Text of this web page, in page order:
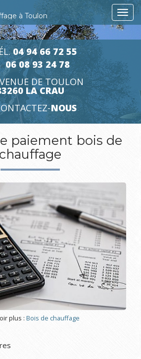
à Toulon
04 94 66 72 55
06 08 93 24 78
DE TOULON
LA CRAU
NOUS
paiement bois de
chauffage
plus : Bois de chauffage